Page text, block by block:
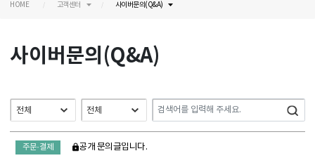
HOME 고객센터 사이버문의(Q&A)
사이버문의(Q&A)
주문·결제
비공개 문의글입니다.